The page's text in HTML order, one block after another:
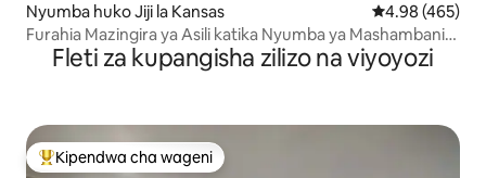
Nyumba huko Jiji la Kansas Ukadiriaji wa
4.98 (465)
Furahia Mazingira ya Asili katika Nyumba ya Mashambani
ya Kisasa Karibu na Jiji
Fleti za kupangisha zilizo na viyoyozi
Kipendwa maarufu cha wageni
Kipendwa cha wageni